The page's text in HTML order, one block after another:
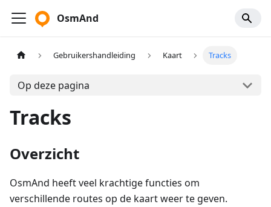
OsmAnd
Gebruikershandleiding Kaart Tracks
Op deze pagina
Tracks
Overzicht
OsmAnd heeft veel krachtige functies om
verschillende routes op de kaart weer te geven.